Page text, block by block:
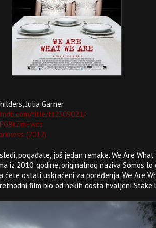
Julia Garner
title/tt2309021/
(2012)
pogađate, još jedan remake. We Are What
iz 2010. godine, originalnog naziva Somos lo
ostati uskraćeni za poređenja. We Are
film bio od nekih dosta hvaljeni Stake